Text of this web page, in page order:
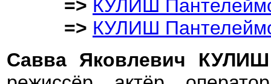
=> КУЛИШ
=> КУЛИШ
Савва Яковлевич